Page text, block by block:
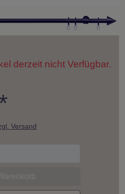
derzeit nicht Verfügbar.
Versand